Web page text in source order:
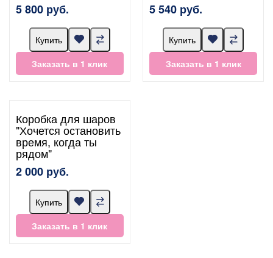
5 800 руб.
Купить
Заказать в 1 клик
5 540 руб.
Купить
Заказать в 1 клик
Коробка для шаров
"Хочется остановить
время, когда ты
рядом"
2 000 руб.
Купить
Заказать в 1 клик